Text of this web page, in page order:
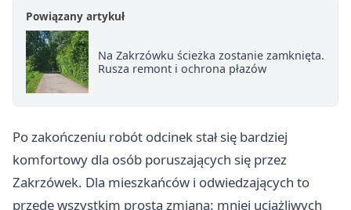
Powiązany artykuł
Na Zakrzówku ścieżka zostanie zamknięta.
Rusza remont i ochrona płazów
Po zakończeniu robót odcinek stał się bardziej
komfortowy dla osób poruszających się przez
Zakrzówek. Dla mieszkańców i odwiedzających to
przede wszystkim prosta zmiana: mniej uciążliwych